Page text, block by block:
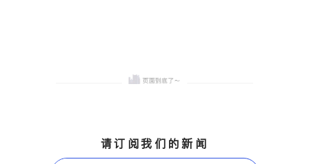
请订阅我们的新闻